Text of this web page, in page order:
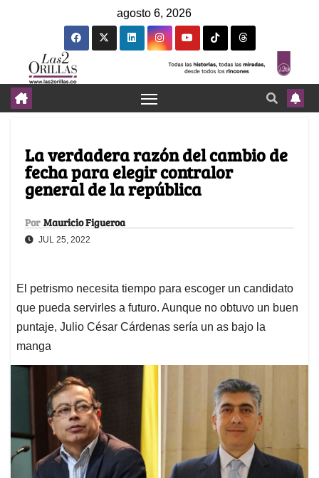
agosto 6, 2026
La verdadera razón del cambio de
fecha para elegir contralor
general de la república
Por Mauricio Figueroa
JUL 25, 2022
El petrismo necesita tiempo para escoger un candidato
que pueda servirles a futuro. Aunque no obtuvo un buen
puntaje, Julio César Cárdenas sería un as bajo la
manga